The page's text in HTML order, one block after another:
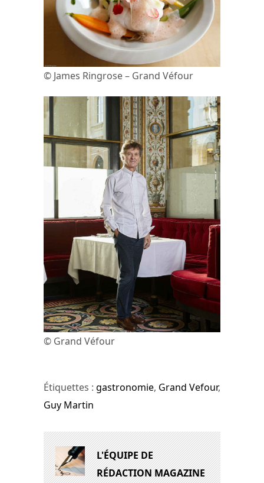
© James Ringrose – Grand Véfour
© Grand Véfour
Étiquettes : gastronomie, Grand Vefour,
Guy Martin
L'ÉQUIPE DE
RÉDACTION MAGAZINE